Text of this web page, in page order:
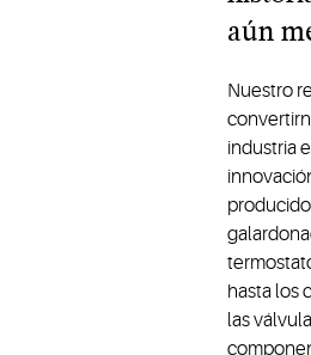
aún
Nuestro
industria
hasta los
las